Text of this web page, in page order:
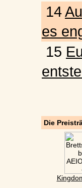
14
es
15
Die